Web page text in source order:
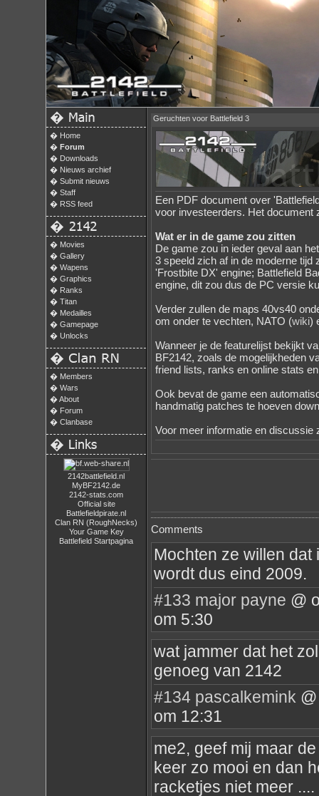
�
� Home
� Forum
� Downloads
� Nieuws archief
� Submit nieuws
� Staff
� RSS feed
�
� Movies
� Gallery
� Wapens
� Graphics
� Ranks
� Titan
� Medailles
� Gamepage
� Unlocks
�
� Members
� Wars
�About
� Forum
� Clanbase
�
2142battlefield.nl
MyBF2142.de
2142-stats.com
Official site
Battlefieldpirate.nl
Clan RN (RoughNecks)
Your Game Key
Battlefield Startpagina
Geruchten voor Battlefield 3
Een PDF document over
voor investeerders. Het document
Wat er in de game zou zitten
De game zou in ieder geval aan
3 speeld zich af in de moderne tijd
'Frostbite DX' engine; Battlefield
engine, dit zou dus de PC versie
Verder zullen de maps 40vs40
om onder te vechten, NATO (wiki)
Wanneer je de featurelijst bekijkt
BF2142, zoals de mogelijkheden
friend lists, ranks en online stats
Ook bevat de game een
handmatig patches te hoeven
Voor meer informatie en discussie
Comments
Mochten ze willen
wordt dus eind 2009.
#133 major payne @
om 5:30
wat jammer dat het
genoeg van 2142
#134 pascalkemink
om 12:31
me2, geef mij maar
keer zo mooi en dan
racketjes niet meer ....